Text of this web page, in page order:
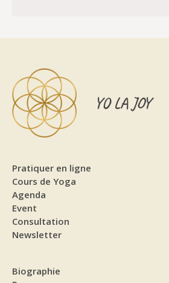
YO LA JOY
Pratiquer en ligne
Cours de Yoga
Agenda
Event
Consultation
Newsletter
Biographie